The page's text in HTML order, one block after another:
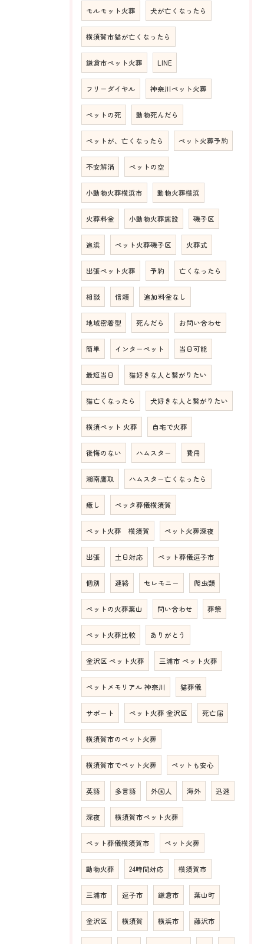
モルモット火葬 犬が亡くなったら
横須賀市猫が亡くなったら
鎌倉市ペット火葬 LINE
フリーダイヤル 神奈川ペット火葬
ペットの死 動物死んだら
ペットが、亡くなったら ペット火葬予約
不安解消 ペットの空
小動物火葬横浜市 動物火葬横浜
火葬料金 小動物火葬施設 磯子区
追浜 ペット火葬磯子区 火葬式
出張ペット火葬 予約 亡くなったら
相談 信頼 追加料金なし
地域密着型 死んだら お問い合わせ
簡単 インターペット 当日可能
最短当日 猫好きな人と繋がりたい
猫亡くなったら 犬好きな人と繋がりたい
横須ペット 火葬 自宅で火葬
後悔のない ハムスター 費用
湘南鷹取 ハムスター亡くなったら
癒し ペッタ葬儀横須賀
ペット火葬 横須賀 ペット火葬深夜
出張 土日対応 ペット葬儀逗子市
個別 連絡 セレモニー 爬虫類
ペットの火葬葉山 問い合わせ 葬祭
ペット火葬比較 ありがとう
金沢区 ペット火葬 三浦市 ペット火葬
ペットメモリアル 神奈川 猫葬儀
サポート ペット火葬 金沢区 死亡届
横須賀市のペット火葬
横須賀市でペット火葬 ペットも安心
英語 多言語 外国人 海外 迅速
深夜 横須賀市ペット火葬
ペット葬儀横須賀市 ペット火葬
動物火葬 24時間対応 横須賀市
三浦市 逗子市 鎌倉市 葉山町
金沢区 横須賀 横浜市 藤沢市